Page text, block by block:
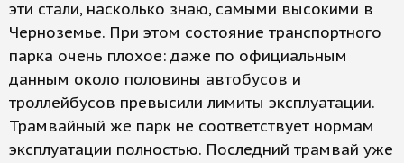
эти стали, насколько знаю, самыми высокими в
Черноземье. При этом состояние транспортного
парка очень плохое: даже по официальным
данным около половины автобусов и
троллейбусов превысили лимиты эксплуатации.
Трамвайный же парк не соответствует нормам
эксплуатации полностью. Последний трамвай уже